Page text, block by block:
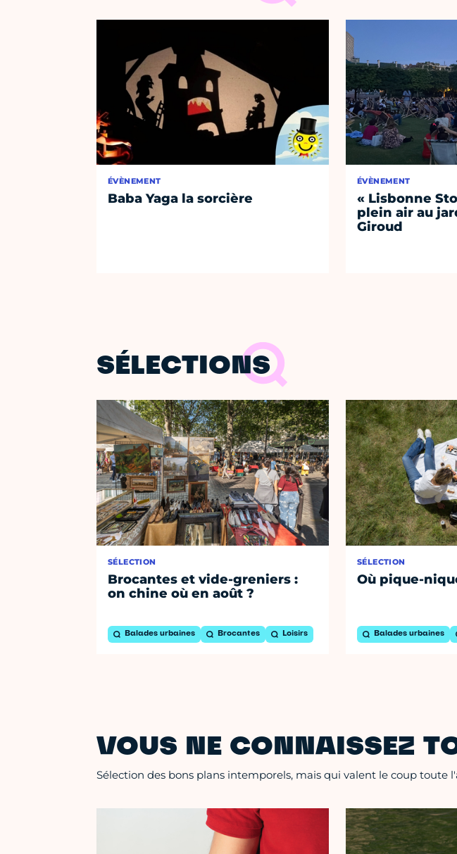
ÉVÈNEMENT
Baba Yaga la sorcière
ÉVÈNEMENT
« Lisbonne
plein air au
Giroud
SÉLECTIONS
SÉLECTION
Brocantes et vide-greniers :
on chine où en août ?
Balades urbaines Brocantes Loisirs
SÉLECTION
Où pique-
Balades urbaines
VOUS NE CONNAISSEZ
Sélection des bons plans intemporels, mais qui valent le coup toute